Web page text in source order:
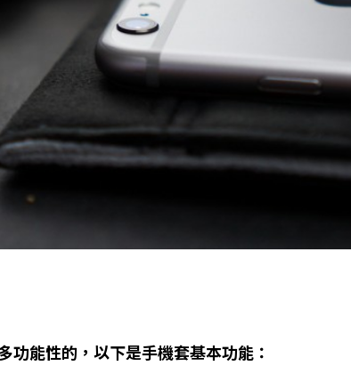
功能性的， 以下是手機套基本功能：